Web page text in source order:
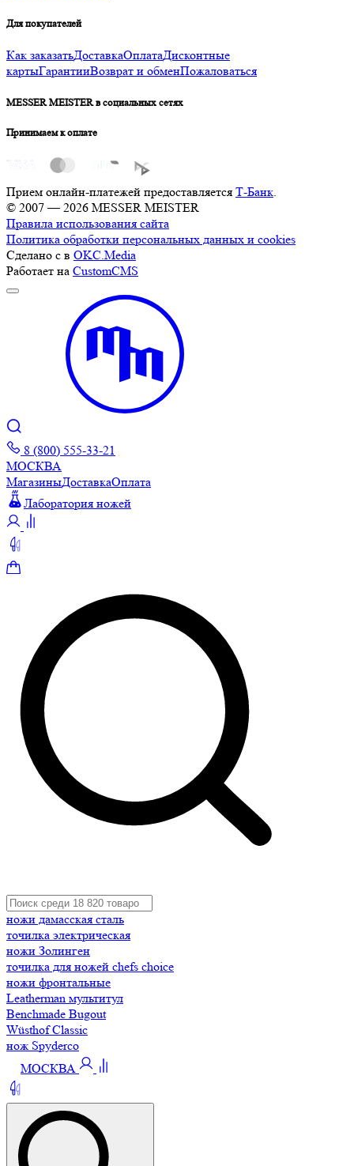
Для покупателей
Как заказатьДоставкаОплатаДисконтные
картыГарантииВозврат и обменПожаловаться
MESSER MEISTER в социальных сетях
Принимаем к оплате
Прием онлайн-платежей предоставляется Т-Банк.
© 2007 — 2026 MESSER MEISTER
Правила использования сайта
Политика обработки персональных данных и cookies
Сделано с в OKC.Media
Работает на CustomCMS
8 (800) 555-33-21
МОСКВА
МагазиныДоставкаОплата
Лаборатория ножей
ножи дамасская сталь
точилка электрическая
ножи Золинген
точилка для ножей chefs choice
ножи фронтальные
Leatherman мультитул
Benchmade Bugout
Wüsthof Classic
нож Spyderco
МОСКВА